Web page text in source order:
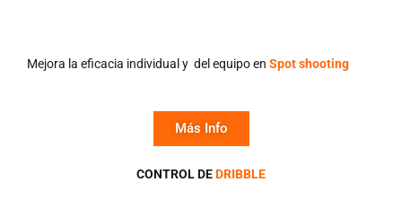
Mejora la eficacia individual y del equipo en Spot shooting
Más Info
CONTROL DEDRIBBLE